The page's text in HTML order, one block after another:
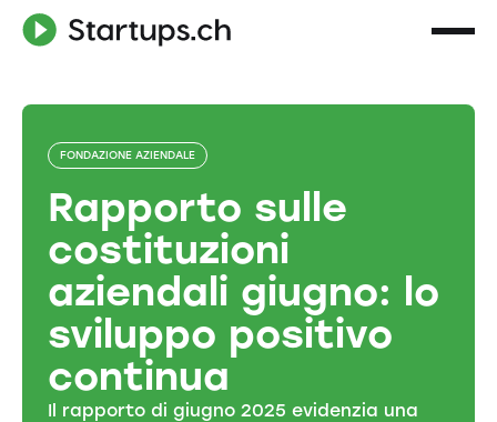
FONDAZIONE AZIENDALE
Rapporto sulle
costituzioni
aziendali giugno: lo
sviluppo positivo
continua
Il rapporto di giugno 2025 evidenzia una